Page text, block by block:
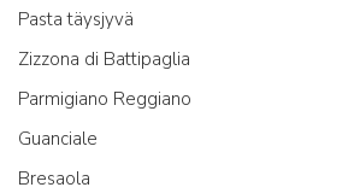
Pasta täysjyvä
Zizzona di Battipaglia
Parmigiano Reggiano
Guanciale
Bresaola